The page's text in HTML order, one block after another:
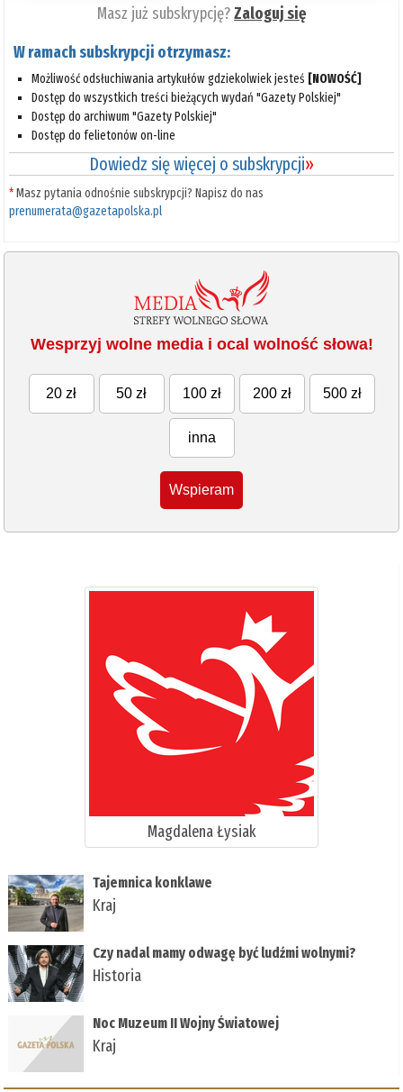
Masz już subskrypcję?Zaloguj się
W ramach subskrypcji otrzymasz:
Możliwość odsłuchiwania artykułów gdziekolwiek jesteś [NOWOŚĆ]
Dostęp do wszystkich treści bieżących wydań "Gazety Polskiej"
Dostęp do archiwum "Gazety Polskiej"
Dostęp do felietonów on-line
Dowiedz się więcej o subskrypcji»
*Masz pytania odnośnie subskrypcji? Napisz do nas
prenumerata@gazetapolska.pl
Wesprzyj wolne media i ocal wolność słowa!
20 zł 50 zł 100 zł 200 zł 500 zł
inna
Wspieram
Magdalena Łysiak
Tajemnica konklawe
Kraj
Czy nadal mamy odwagę być ludźmi wolnymi?
Historia
Noc Muzeum II Wojny Światowej
Kraj